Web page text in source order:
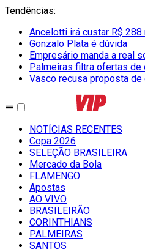
Tendências:
Ancelotti irá custar R$ 288
Gonzalo Plata é dúvida
Empresário manda a real
Palmeiras filtra ofertas de
Vasco recusa proposta de
NOTÍCIAS RECENTES
Copa 2026
SELEÇÃO BRASILEIRA
Mercado da Bola
FLAMENGO
Apostas
AO VIVO
BRASILEIRÃO
CORINTHIANS
PALMEIRAS
SANTOS